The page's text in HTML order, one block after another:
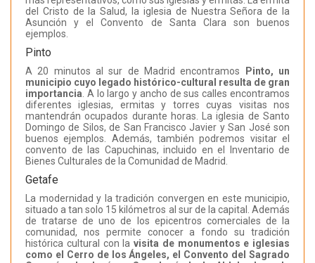
del Cristo de la Salud, la iglesia de Nuestra Señora de la
Asunción y el Convento de Santa Clara son buenos
ejemplos.
Pinto
A 20 minutos al sur de Madrid encontramos
Pinto, un
municipio cuyo legado histórico-cultural resulta de gran
importancia. A lo largo y ancho de sus calles encontramos
diferentes iglesias, ermitas y torres cuyas visitas nos
mantendrán ocupados durante horas. La iglesia de Santo
Domingo de Silos, de San Francisco Javier y San José son
buenos ejemplos. Además, también podremos visitar el
convento de las Capuchinas, incluido en el Inventario de
Bienes Culturales de la Comunidad de Madrid.
Getafe
La modernidad y la tradición convergen en este municipio,
situado a tan solo 15 kilómetros al sur de la capital. Además
de tratarse de uno de los epicentros comerciales de la
comunidad, nos permite conocer a fondo su tradición
histórica cultural con la visita de monumentos e iglesias
como el Cerro de los Ángeles, el Convento del Sagrado